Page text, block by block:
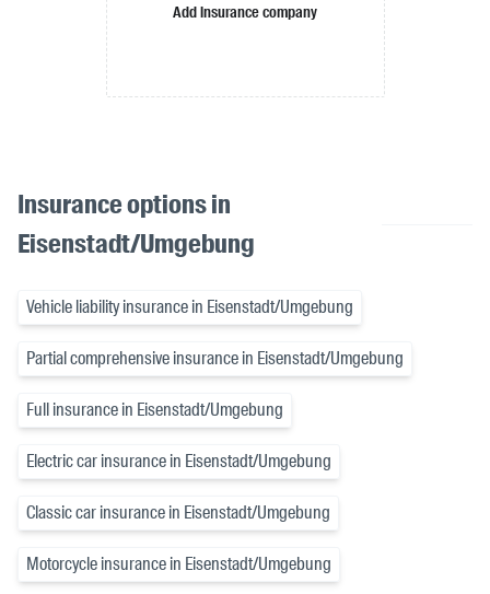
Add insurance company
Insurance options in
Eisenstadt/Umgebung
Vehicle liability insurance in Eisenstadt/Umgebung
Partial comprehensive insurance in Eisenstadt/Umgebung
Full insurance in Eisenstadt/Umgebung
Electric car insurance in Eisenstadt/Umgebung
Classic car insurance in Eisenstadt/Umgebung
Motorcycle insurance in Eisenstadt/Umgebung